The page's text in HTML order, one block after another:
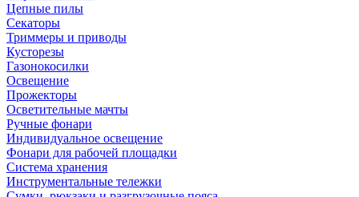
Цепные пилы
Секаторы
Триммеры и приводы
Кусторезы
Газонокосилки
Освещение
Прожекторы
Осветительные мачты
Ручные фонари
Индивидуальное освещение
Фонари для рабочей площадки
Система хранения
Инструментальные тележки